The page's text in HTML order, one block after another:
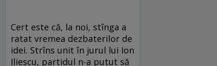
Cert este că, la noi, stînga a
ratat vremea dezbaterilor de
idei. Strîns unit în jurul lui Ion
Iliescu, partidul n-a putut să